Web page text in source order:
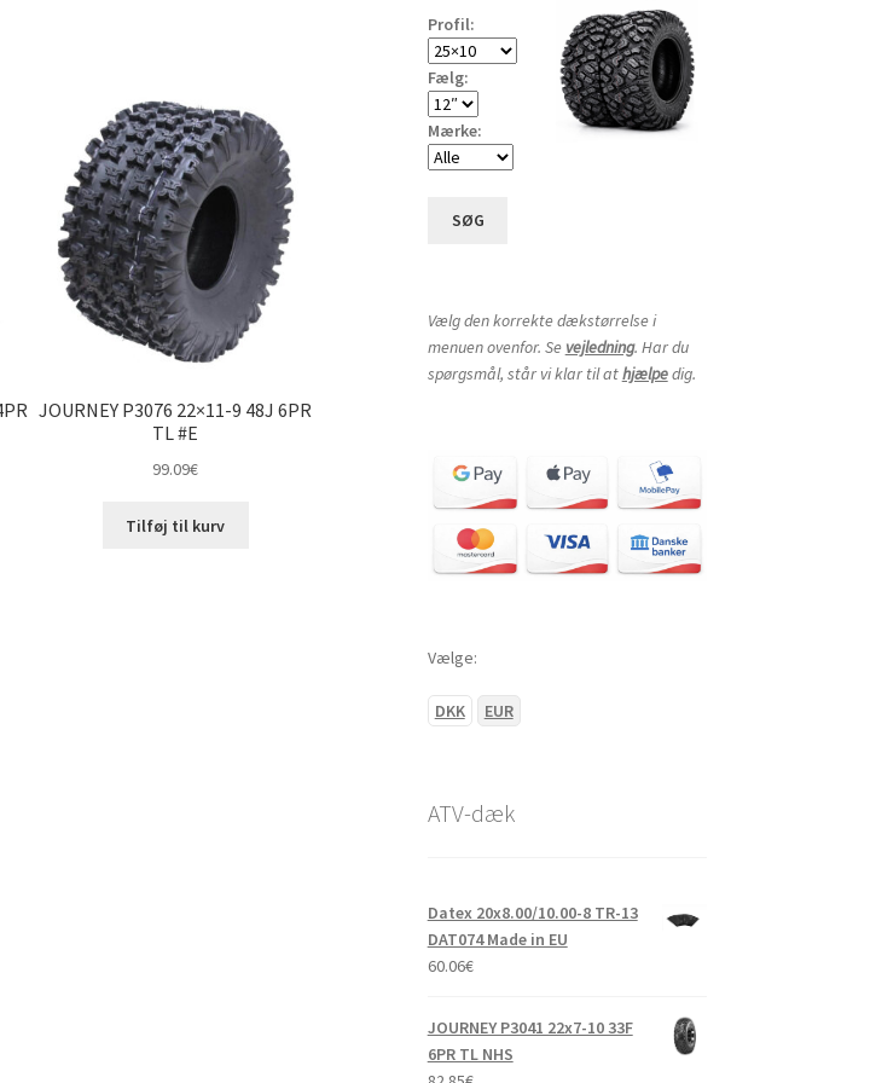
JOURNEY P3076 22×11-9 48J 6PR
TL #E
99.09€
Tilføj til kurv
Profil:
Fælg:
Mærke:
SØG
Vælg den korrekte dækstørrelse i
menuen ovenfor. Se vejledning. Har du
spørgsmål, står vi klar til athjælpedig.
Vælge:
DKK EUR
ATV-dæk
Datex 20x8.00/10.00-8 TR-13
DAT074 Made in EU
60.06€
JOURNEY P3041 22x7-10 33F
6PR TL NHS